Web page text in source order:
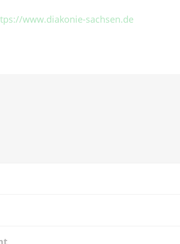
www.diakonie-sachsen.de